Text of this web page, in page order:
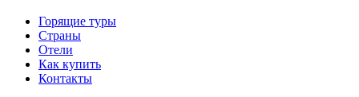
Горящие туры
Страны
Отели
Как купить
Контакты